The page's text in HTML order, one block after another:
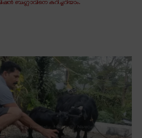
ബംഗ്ലാവിനെ കുറിച്ചറിയാം.